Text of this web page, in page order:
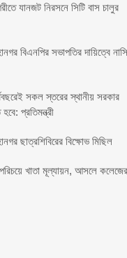
যানজট নিরসনে সিটি বাস চালুর
বিএনপির সভাপতির দায়িত্বে
সকল স্তরের স্থানীয় সরকার
হবে: প্রতিমন্ত্রী
ছাত্রশিবিরের বিক্ষোভ মিছিল
খাতা মূল্যায়ন, আসলে